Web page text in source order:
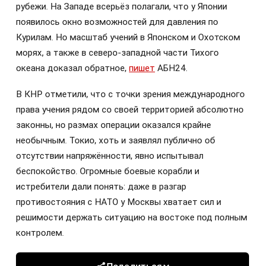
рубежи. На Западе всерьёз полагали, что у Японии
появилось окно возможностей для давления по
Курилам. Но масштаб учений в Японском и Охотском
морях, а также в северо-западной части Тихого
океана доказал обратное, пишет АБН24.
В КНР отметили, что с точки зрения международного
права учения рядом со своей территорией абсолютно
законны, но размах операции оказался крайне
необычным. Токио, хоть и заявлял публично об
отсутствии напряжённости, явно испытывал
беспокойство. Огромные боевые корабли и
истребители дали понять: даже в разгар
противостояния с НАТО у Москвы хватает сил и
решимости держать ситуацию на востоке под полным
контролем.